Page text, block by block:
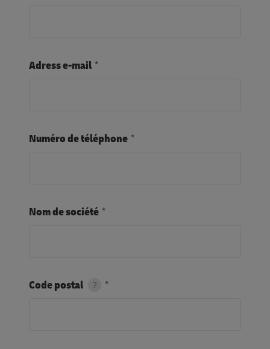
Adress e-mail
Numéro de téléphone
Nom de société
Code postal ?